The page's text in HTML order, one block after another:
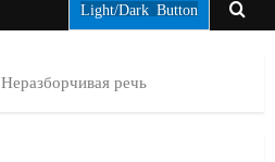
Light/Dark Button
Неразборчивая речь